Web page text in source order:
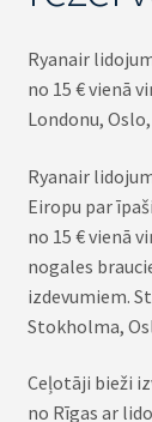
Ryanair
no 15 € vienā
Londonu,
Ryanair
Eiropu par
no 15 € vienā
nogales
izdevumiem.
Stokholma,
Ceļotāji bieži
no Rīgas ar